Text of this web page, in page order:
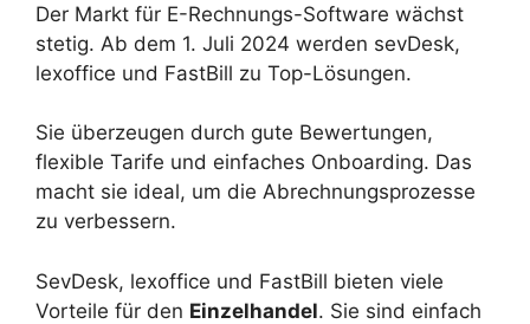
Der Markt für E-Rechnungs-Software wächst
stetig. Ab dem 1. Juli 2024 werden sevDesk,
lexoffice und FastBill zu Top-Lösungen.
Sie überzeugen durch gute Bewertungen,
flexible Tarife und einfaches Onboarding. Das
macht sie ideal, um die Abrechnungsprozesse
zu verbessern.
SevDesk, lexoffice und FastBill bieten viele
Vorteile für den Einzelhandel. Sie sind einfach